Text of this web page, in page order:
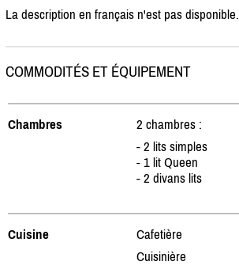
La description en français n'est pas disponible.
COMMODITÉS ET ÉQUIPEMENT
Chambres
2 chambres :
- 2 lits simples
- 1 lit Queen
- 2 divans lits
Cuisine
Cafetière
Cuisinière